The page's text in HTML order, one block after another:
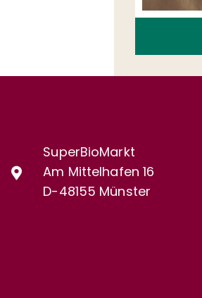
SuperBioMarkt
Am Mittelhafen 16
D-48155 Münster